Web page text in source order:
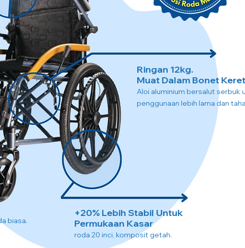
+20% Lebih Stabil Untuk
Permukaan Kasar
roda 20 inci, komposit getah.
Ringan 12kg.
Muat Dalam Bonet
Aloi aluminium bersalut serbuk
penggunaan lebih lama dan
biasa.